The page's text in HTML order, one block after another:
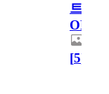
트
OPEN!
[5]